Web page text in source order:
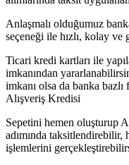
Anlaşmalı olduğumuz
seçeneği ile hızlı, kolay
Ticari kredi kartları ile
imkanından
imkanı olsa da banka
Alışveriş Kredisi
Sepetini hemen oluşturup
adımında
işlemlerini